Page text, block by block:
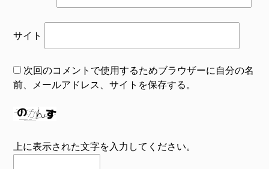
サイト
次回のコメントで使用するためブラウザーに自分の名
前、メールアドレス、サイトを保存する。
上に表示された文字を入力してください。